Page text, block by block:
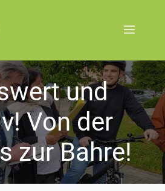
und
Von der
zur Bahre!